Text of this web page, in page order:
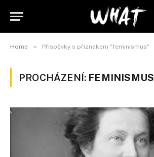
Home » Příspěvky s příznakem "feminismus"
PROCHÁZENÍ: FEMINISMUS